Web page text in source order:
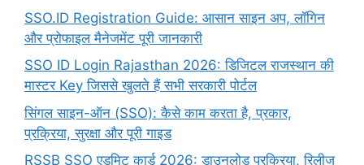
SSO.ID Registration Guide: आसान साइन अप, लॉगिन
और प्रोफाइल मैनेजमेंट पूरी जानकारी
SSO ID Login Rajasthan 2026: डिजिटल राजस्थान की
मास्टर Key जिससे खुलते हैं सभी सरकारी पोर्टल
सिंगल साइन-ऑन (SSO): कैसे काम करता है, प्रकार,
प्रक्रिया, सुरक्षा और पूरी गाइड
RSSB SSO एडमिट कार्ड 2026: डाउनलोड प्रक्रिया, रिलीज